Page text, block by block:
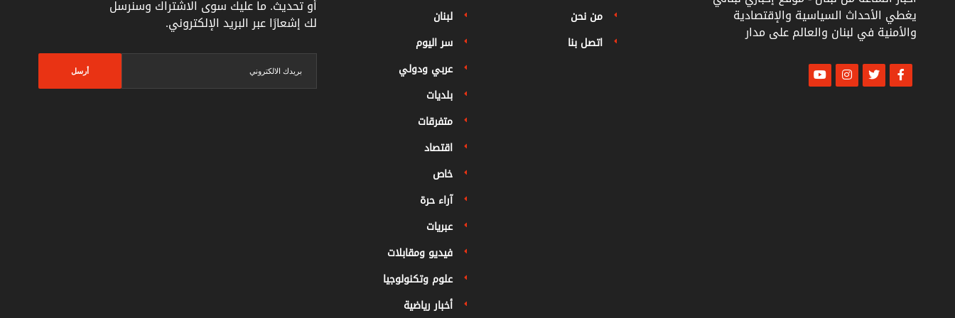
أو تحديث. ما عليك سوى الاشتراك وسنرسل
لك إشعارًا عبر البريد الإلكتروني.
أرسل
لبنان
سر اليوم
عربي ودولي
بلديات
متفرقات
اقتصاد
خاص
آراء حرة
عبريات
فيديو ومقابلات
علوم وتكنولوجيا
أخبار رياضية
من نحن
اتصل بنا
يغطي الأحداث السياسية والإقتصادية
والأمنية في لبنان والعالم على مدار